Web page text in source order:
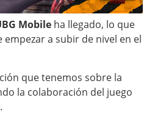
Mobile ha llegado, lo que
a subir de nivel en el
que tenemos sobre la
la colaboración del juego